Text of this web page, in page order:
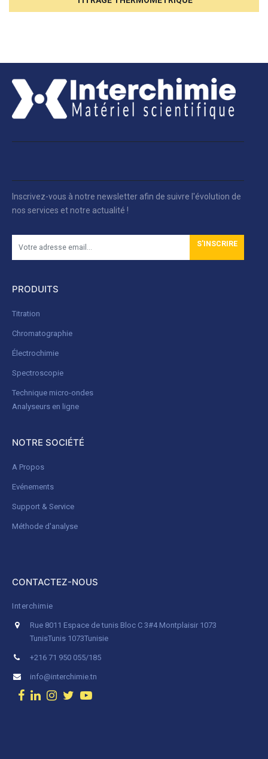
Inscrivez-vous à notre newsletter afin de suivre l'évolution de
nos services et notre actualité !
S'INSCRIRE
PRODUITS
Titration
Chromatographie
Électrochimie
Spectroscopie
Technique micro-ondes
Analyseurs en ligne
NOTRE SOCIÉTÉ
A Propos
Evénements
Support & Service
Méthode d'analyse
CONTACTEZ-NOUS
Interchimie
Rue 8011 Espace de tunis Bloc C 3#4 Montplaisir 1073
TunisTunis 1073Tunisie
+216 71 950 055/185
info@interchimie.tn